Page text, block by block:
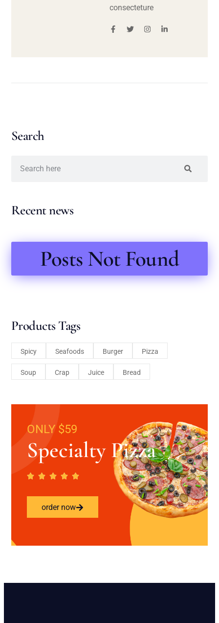
consecteture
Search
Recent news
Posts Not Found
Products Tags
Spicy Seafoods Burger Pizza
Soup Crap Juice Bread
ONLY $59
Specialty Pizza
order now